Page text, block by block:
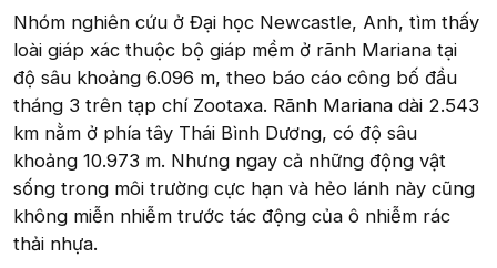
Nhóm nghiên cứu ở Đại học Newcastle, Anh, tìm thấy
loài giáp xác thuộc bộ giáp mềm ở rãnh Mariana tại
độ sâu khoảng 6.096 m, theo báo cáo công bố đầu
tháng 3 trên tạp chí Zootaxa. Rãnh Mariana dài 2.543
km nằm ở phía tây Thái Bình Dương, có độ sâu
khoảng 10.973 m. Nhưng ngay cả những động vật
sống trong môi trường cực hạn và hẻo lánh này cũng
không miễn nhiễm trước tác động của ô nhiễm rác
thải nhựa.